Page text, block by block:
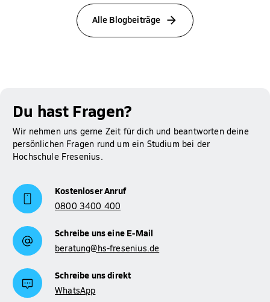
Alle Blogbeiträge
Du hast Fragen?
Wir nehmen uns gerne Zeit für dich und beantworten deine
persönlichen Fragen rund um ein Studium bei der
Hochschule Fresenius.
Kostenloser Anruf
0800 3400 400
Schreibe uns eine E-Mail
beratung@hs-fresenius.de
Schreibe uns direkt
WhatsApp